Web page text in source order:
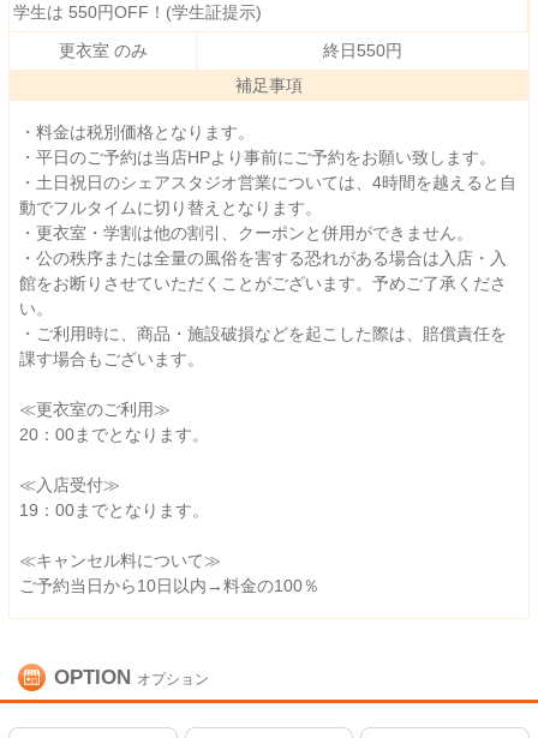
学生は 550円OFF！(学生証提示)
更衣室 のみ
終日550円
補足事項
・料金は税別価格となります。
・平日のご予約は当店HPより事前にご予約をお願い致します。
・土日祝日のシェアスタジオ営業については、4時間を越えると自
動でフルタイムに切り替えとなります。
・更衣室・学割は他の割引、クーポンと併用ができません。
・公の秩序または全量の風俗を害する恐れがある場合は入店・入
館をお断りさせていただくことがございます。予めご了承くださ
い。
・ご利用時に、商品・施設破損などを起こした際は、賠償責任を
課す場合もございます。
≪更衣室のご利用≫
20：00までとなります。
≪入店受付≫
19：00までとなります。
≪キャンセル料について≫
ご予約当日から10日以内→料金の100％
OPTION オプション